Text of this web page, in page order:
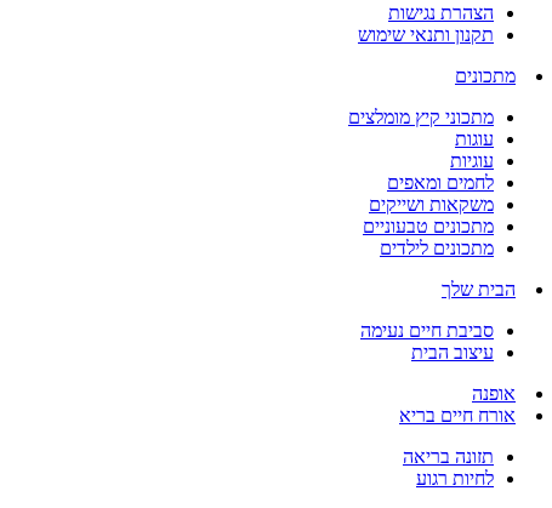
הצהרת נגישות
תקנון ותנאי שימוש
מתכונים
מתכוני קיץ מומלצים
עוגות
עוגיות
לחמים ומאפים
משקאות ושייקים
מתכונים טבעוניים
מתכונים לילדים
הבית שלך
סביבת חיים נעימה
עיצוב הבית
אופנה
אורח חיים בריא
תזונה בריאה
לחיות רגוע